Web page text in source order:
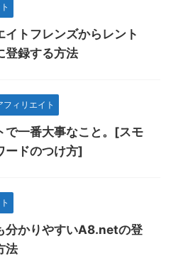
イトフレンズからレント
登録する方法
フィリエイト
で一番大事なこと。[スモ
ードのつけ方]
分かりやすいA8.netの登
法